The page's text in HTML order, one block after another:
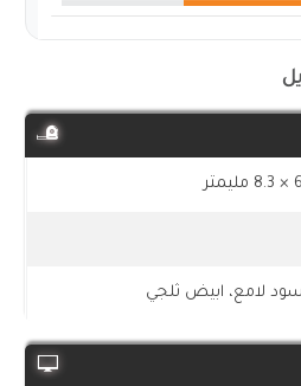
لامع، ابيض ثلجي